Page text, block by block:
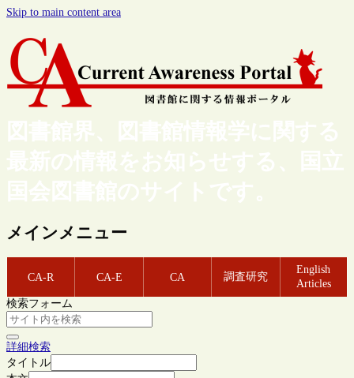
Skip to main content area
図書館界、図書館情報学に関する
最新の情報をお知らせする、国立
国会図書館のサイトです。
メインメニュー
CA-R CA-E CA 調査研究
English
Articles
検索フォーム
詳細検索
タイトル